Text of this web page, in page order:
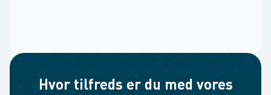
Hvor tilfreds er du med vores